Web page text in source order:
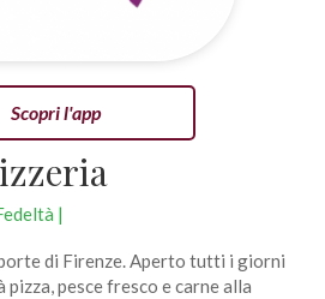
Scopri l'app
|
di Firenze. Aperto tutti i giorni
pizza, pesce fresco e carne alla